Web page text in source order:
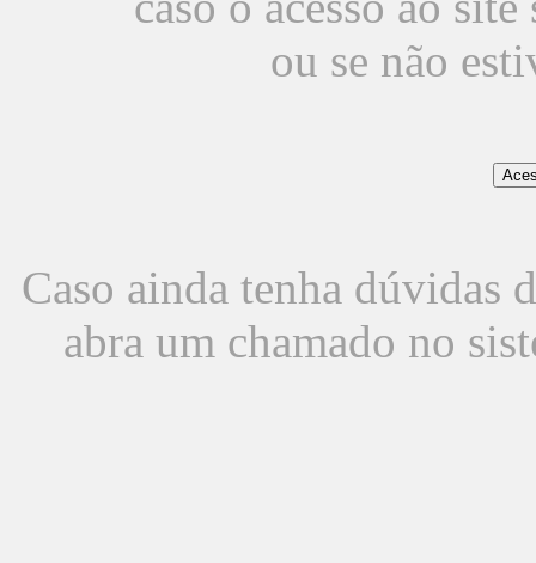
ou se não
Caso ainda tenha dúvidas
abra um chamado no